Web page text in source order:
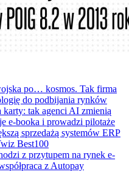
po… kosmos. Tak firma
do podbijania rynków
karty: tak agenci AI zmienią
e-booka i prowadzi pilotaże
sprzedażą systemów ERP
Best100
z przytupem na rynek e-
z Autopay